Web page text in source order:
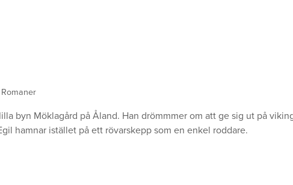
Romaner
byn Möklagård på Åland. Han drömmmer om att ge sig ut på
hamnar istället på ett rövarskepp som en enkel roddare.